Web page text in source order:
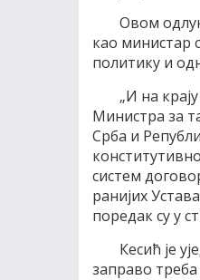
Овом
као министар
политику и
„И на
Министра за
Срба и
систем
ранијих
поредак су у
Кесић је
заправо